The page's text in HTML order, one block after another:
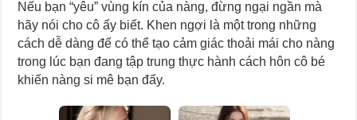
Nếu bạn “yêu” vùng kín của nàng, đừng ngại ngần mà
hãy nói cho cô ấy biết. Khen ngợi là một trong những
cách dễ dàng để có thể tạo cảm giác thoải mái cho nàng
trong lúc bạn đang tập trung thực hành cách hôn cô bé
khiến nàng si mê bạn đấy.